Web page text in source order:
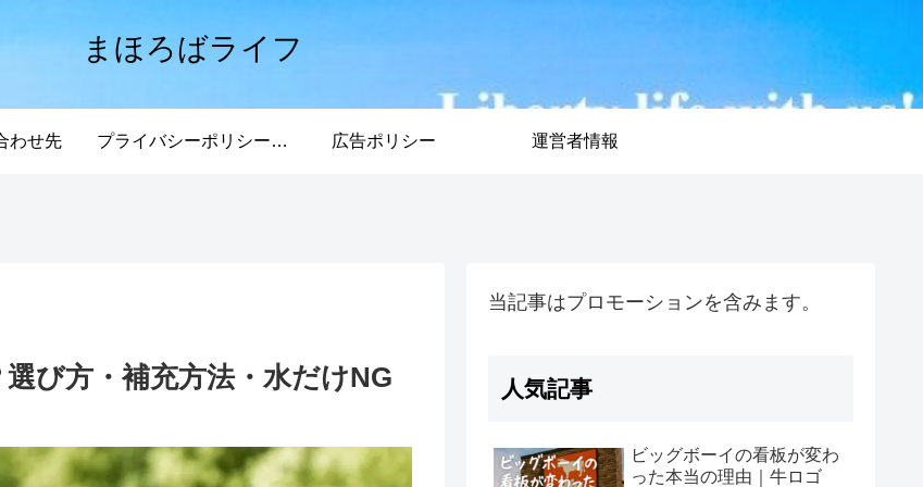
まほろばライフ
わせ先 プライバシーポリシー・免責事項 広告ポリシー 運営者情報
び方・補充方法・水だけNG
当記事はプロモーションを含みます。
人気記事
ビッグボーイの看板が変わ
った本当の理由｜牛ロゴ